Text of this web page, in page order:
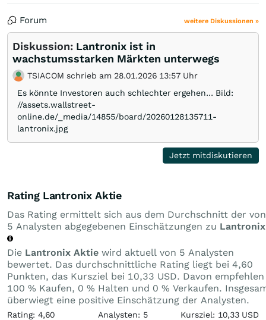
Forum weitere Diskussionen »
Diskussion: Lantronix ist in
wachstumsstarken Märkten unterwegs
TSIACOM schrieb am 28.01.2026 13:57 Uhr
Es könnte Investoren auch schlechter ergehen... Bild:
//assets.wallstreet-
online.de/_media/14855/board/20260128135711-
lantronix.jpg
Jetzt mitdiskutieren
Rating Lantronix Aktie
Das Rating ermittelt sich aus dem Durchschnitt der von
5 Analysten abgegebenen Einschätzungen zu Lantronix
Die Lantronix Aktie wird aktuell von 5 Analysten
bewertet. Das durchschnittliche Rating liegt bei 4,60
Punkten, das Kursziel bei 10,33 USD. Davon empfehlen
100 % Kaufen, 0 % Halten und 0 % Verkaufen.
überwiegt eine positive Einschätzung der Analysten.
Rating: 4,60 Analysten: 5 Kursziel: 10,33 USD